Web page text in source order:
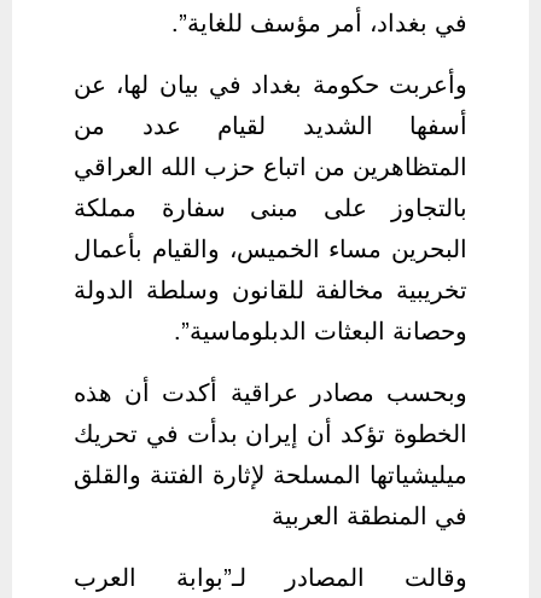
في بغداد، أمر مؤسف للغاية”.
وأعربت حكومة بغداد في بيان لها، عن
أسفها الشديد لقيام عدد من
المتظاهرين من اتباع حزب الله العراقي
بالتجاوز على مبنى سفارة مملكة
البحرين مساء الخميس، والقيام بأعمال
تخريبية مخالفة للقانون وسلطة الدولة
وحصانة البعثات الدبلوماسية”.
وبحسب مصادر عراقية أكدت أن هذه
الخطوة تؤكد أن إيران بدأت في تحريك
ميليشياتها المسلحة لإثارة الفتنة والقلق
في المنطقة العربية
وقالت المصادر لـ”بوابة العرب